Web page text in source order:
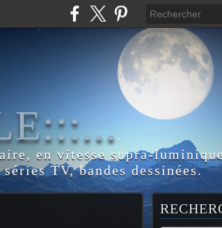
en vitesse supra-
TV, bandes dessinées.